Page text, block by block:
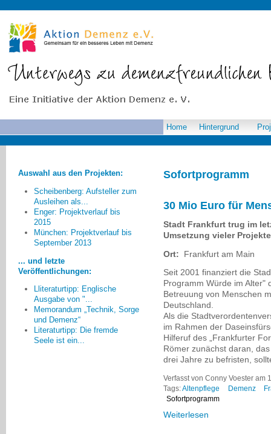
Sofortprogramm
30 Mio Euro für
Stadt Frankfurt trug im
Umsetzung vieler
Ort:
Frankfurt am Main
Seit 2001 finanziert die
Programm Würde im Alter"
Betreuung von Menschen
Deutschland.
Als die
im Rahmen der
Hilferuf des „Frankfurter
Römer zunächst daran,
drei Jahre zu befristen,
Verfasst von Conny Voester am
Tags:Altenpflege Demenz
Sofortprogramm
Weiterlesen
Home Hintergrund
Auswahl aus den Projekten:
Scheibenberg: Aufsteller zum
Ausleihen als...
Enger: Projektverlauf bis
2015
München: Projektverlauf bis
September 2013
... und letzte
Veröffentlichungen:
Lliteraturtipp: Englische
Ausgabe von "...
Memorandum „Technik, Sorge
und Demenz“
Literaturtipp: Die fremde
Seele ist ein...
[Wichtig ist:] ...
Nicht nachlassen, Betroffene
Angehörigen ebenso zu helfen.